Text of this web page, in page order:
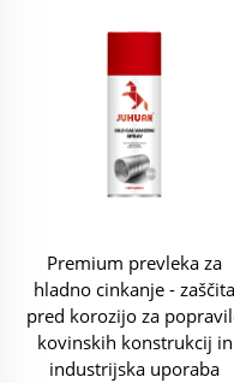
Premium prevleka za
hladno cinkanje - zaščita
pred korozijo za
kovinskih konstrukcij in
industrijska uporaba